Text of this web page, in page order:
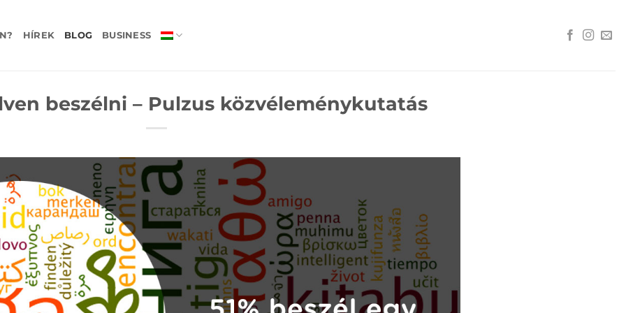
HÍREK BLOG BUSINESS
beszélni – Pulzus közvéleménykutatás